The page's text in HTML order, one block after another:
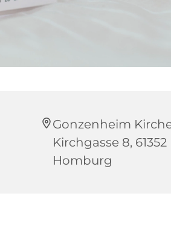
Gonzenheim
Kirchgasse 8,
Homburg